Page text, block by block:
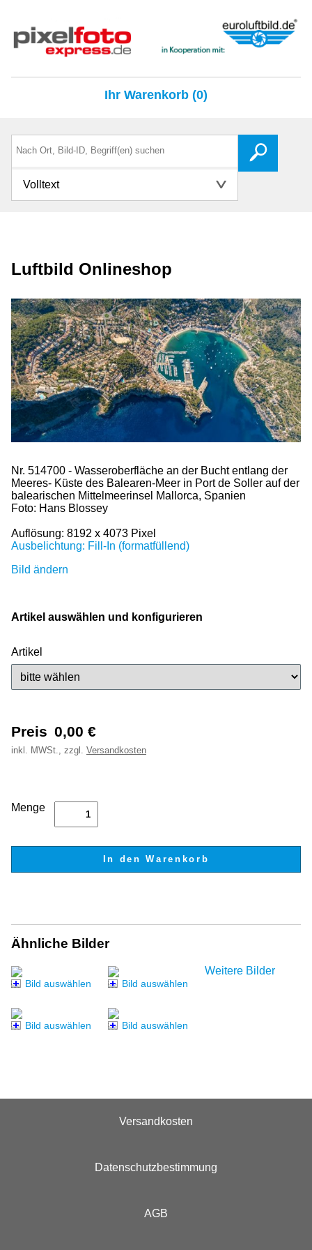
Ihr Warenkorb (0)
Volltext
Luftbild Onlineshop
Nr. 514700 - Wasseroberfläche an der Bucht entlang der
Meeres- Küste des Balearen-Meer in Port de Soller auf der
balearischen Mittelmeerinsel Mallorca, Spanien
Foto: Hans Blossey
Auflösung: 8192 x 4073 Pixel
Ausbelichtung: Fill-In (formatfüllend)
Bild ändern
Artikel auswählen und konfigurieren
Artikel
Preis 0,00 €
inkl. MWSt., zzgl. Versandkosten
Menge
Ähnliche Bilder
Bild auswählen Bild auswählen
Bild auswählen Bild auswählen
Weitere Bilder
Versandkosten
Datenschutzbestimmung
AGB